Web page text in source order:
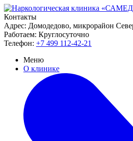
Контакты
Адрес: Домодедово, микрорайон
Работаем: Круглосуточно
Телефон: +7 499 112-42-21
Меню
О клинике